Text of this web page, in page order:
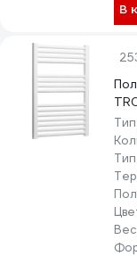
В
Тип: